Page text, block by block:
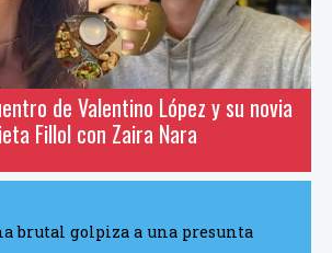
de Valentino López y su novia
Fillol con Zaira Nara